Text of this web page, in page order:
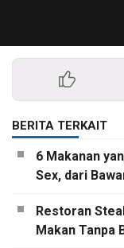
BERITA TERKAIT
6 Makanan
Sex, dari
Restoran
Makan Tanpa